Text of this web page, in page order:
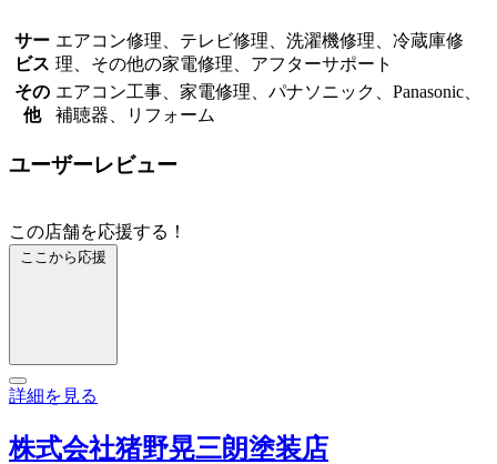
サー
ビス
エアコン修理、テレビ修理、洗濯機修理、冷蔵庫修
理、その他の家電修理、アフターサポート
その
他
エアコン工事、家電修理、パナソニック、Panasonic、
補聴器、リフォーム
ユーザーレビュー
この店舗を応援する！
ここから応援
詳細を見る
株式会社猪野晃三朗塗装店